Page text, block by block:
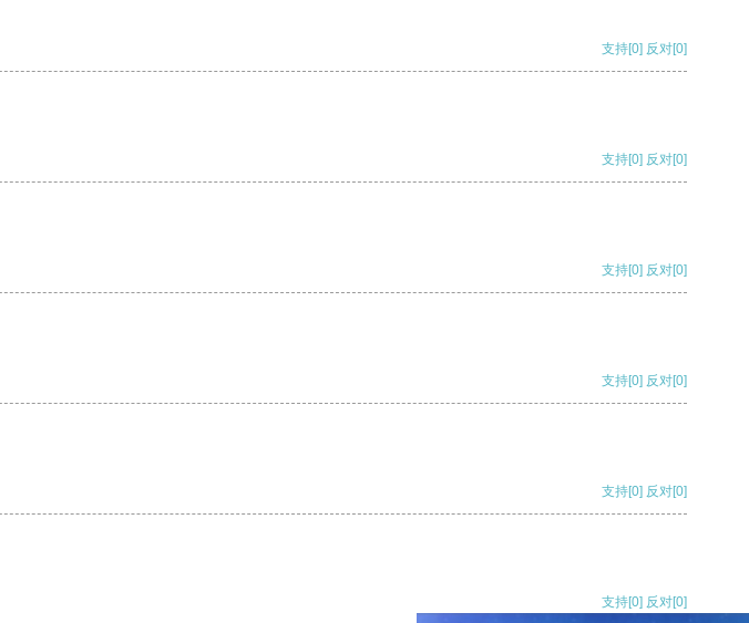
支持[0] 反对[0]
支持[0] 反对[0]
支持[0] 反对[0]
支持[0] 反对[0]
支持[0] 反对[0]
支持[0] 反对[0]